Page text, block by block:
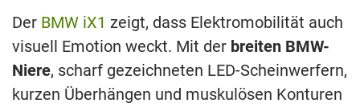
Der BMW iX1 zeigt, dass Elektromobilität auch
visuell Emotion weckt. Mit der breiten BMW-
Niere, scharf gezeichneten LED-Scheinwerfern,
kurzen Überhängen und muskulösen Konturen